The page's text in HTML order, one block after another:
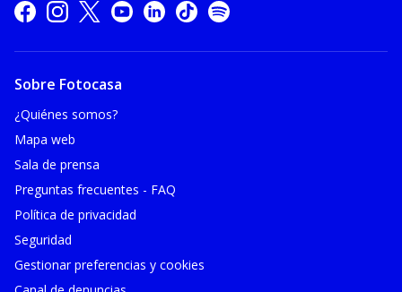
Sobre Fotocasa
¿Quiénes somos?
Mapa web
Sala de prensa
Preguntas frecuentes - FAQ
Política de privacidad
Seguridad
Gestionar preferencias y cookies